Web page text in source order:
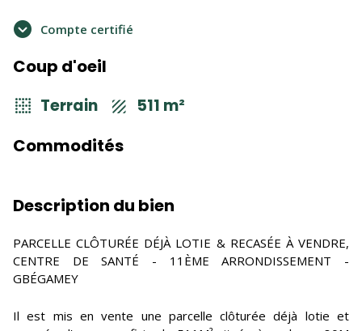
Compte certifié
Coup d'oeil
Terrain 511 m²
Commodités
Description du bien
PARCELLE CLÔTURÉE DÉJÀ LOTIE & RECASÉE À VENDRE,
CENTRE DE SANTÉ - 11ÈME ARRONDISSEMENT -
GBÉGAMEY
Il est mis en vente une parcelle clôturée déjà lotie et